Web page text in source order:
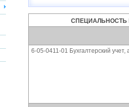
СПЕЦИАЛЬНОСТЬ
6-05-0411-01 Бухгалтерский